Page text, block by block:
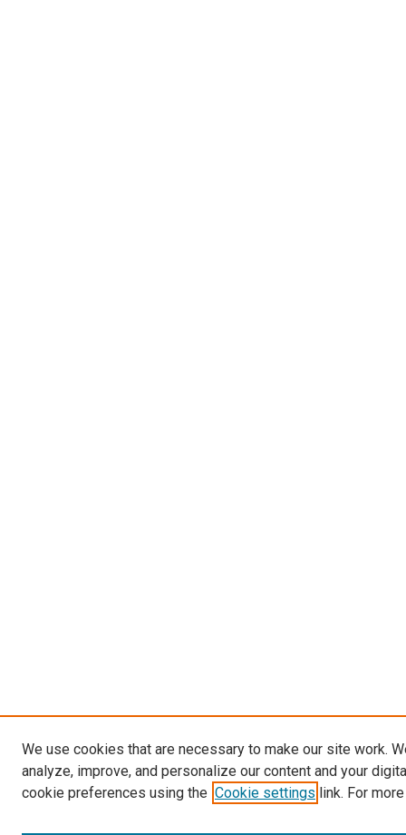
We use cookies that are necessary to make our site work.
analyze, improve, and personalize our content and your
cookie preferences using the Cookie settings link. For